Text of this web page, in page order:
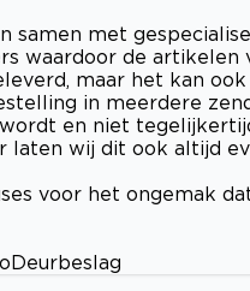
samen met
waardoor de artikelen
maar het kan
in meerdere
en niet
laten wij dit ook altijd
voor het ongemak